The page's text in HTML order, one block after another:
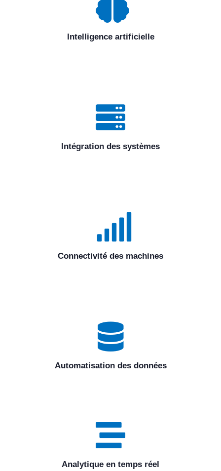
Intelligence artificielle
Intégration des systèmes
Connectivité des machines
Automatisation des données
Analytique en temps réel